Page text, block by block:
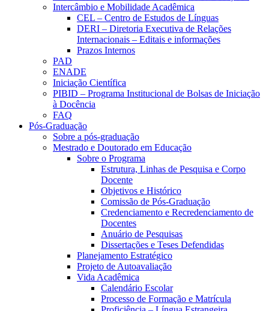
Intercâmbio e Mobilidade Acadêmica
CEL – Centro de Estudos de Línguas
DERI – Diretoria Executiva de Relações
Internacionais – Editais e informações
Prazos Internos
PAD
ENADE
Iniciação Científica
PIBID – Programa Institucional de Bolsas de Iniciação
à Docência
FAQ
Pós-Graduação
Sobre a pós-graduação
Mestrado e Doutorado em Educação
Sobre o Programa
Estrutura, Linhas de Pesquisa e Corpo
Docente
Objetivos e Histórico
Comissão de Pós-Graduação
Credenciamento e Recredenciamento de
Docentes
Anuário de Pesquisas
Dissertações e Teses Defendidas
Planejamento Estratégico
Projeto de Autoavaliação
Vida Acadêmica
Calendário Escolar
Processo de Formação e Matrícula